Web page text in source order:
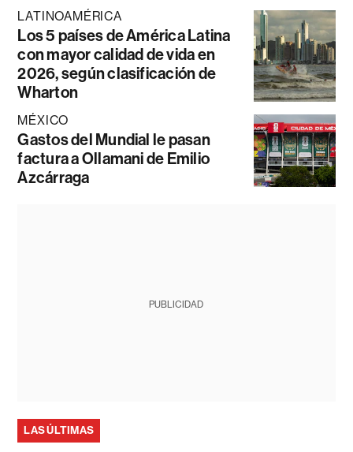
LATINOAMÉRICA
Los 5 países de América Latina
con mayor calidad de vida en
2026, según clasificación de
Wharton
MÉXICO
Gastos del Mundial le pasan
factura a Ollamani de Emilio
Azcárraga
PUBLICIDAD
LAS ÚLTIMAS